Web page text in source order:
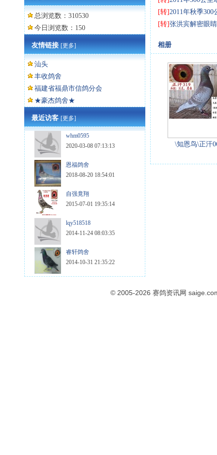
总浏览数：310530
今日浏览数：150
友情链接[更多]
汕头
丰收鸽舍
福建省福鼎市信鸽分会
★豪杰鸽舍★
最近访客[更多]
whm0595
2020-03-08 07:13:13
恩福鸽舍
2018-08-20 18:54:01
自强竟翔
2015-07-01 19:35:14
lqy518518
2014-11-24 08:03:35
睿轩鸽舍
2014-10-31 21:35:22
[转]2011年秋季
[转]张洪宾解密眼
相册
\知恩鸟\正汗
© 2005-2026 赛鸽资讯网